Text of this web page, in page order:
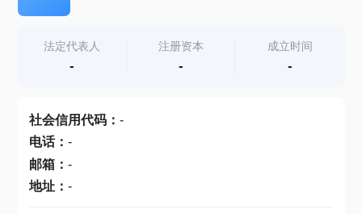
查产地
法定代表人
-
注册资本
-
成立时间
-
社会信用代码： -
电话： -
邮箱： -
地址： -